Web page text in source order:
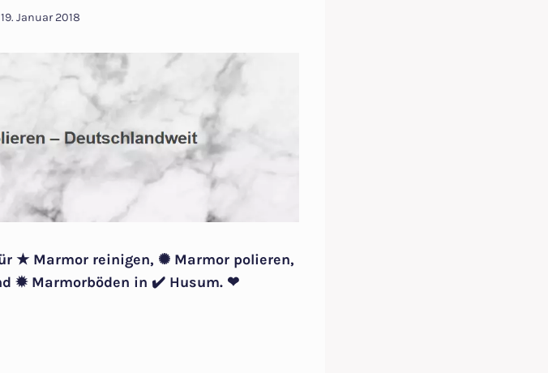
19. Januar 2018
★ Marmor reinigen, ✺ Marmor polieren,
✹ Marmorböden in ✔️ Husum. ❤